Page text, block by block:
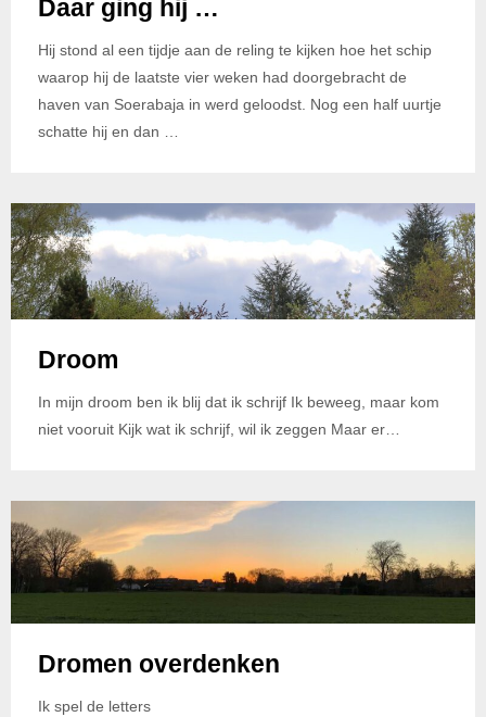
Daar ging hij …
Hij stond al een tijdje aan de reling te kijken hoe het schip
waarop hij de laatste vier weken had doorgebracht de
haven van Soerabaja in werd geloodst. Nog een half uurtje
schatte hij en dan …
Droom
In mijn droom ben ik blij dat ik schrijf Ik beweeg, maar kom
niet vooruit Kijk wat ik schrijf, wil ik zeggen Maar er…
Dromen overdenken
Ik spel de letters